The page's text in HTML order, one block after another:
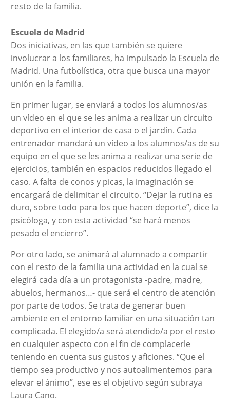
resto de la familia.
Escuela de Madrid
Dos iniciativas, en las que también se quiere
involucrar a los familiares, ha impulsado la Escuela de
Madrid. Una futbolística, otra que busca una mayor
unión en la familia.
En primer lugar, se enviará a todos los alumnos/as
un vídeo en el que se les anima a realizar un circuito
deportivo en el interior de casa o el jardín. Cada
entrenador mandará un vídeo a los alumnos/as de su
equipo en el que se les anima a realizar una serie de
ejercicios, también en espacios reducidos llegado el
caso. A falta de conos y picas, la imaginación se
encargará de delimitar el circuito. “Dejar la rutina es
duro, sobre todo para los que hacen deporte”, dice la
psicóloga, y con esta actividad “se hará menos
pesado el encierro”.
Por otro lado, se animará al alumnado a compartir
con el resto de la familia una actividad en la cual se
elegirá cada día a un protagonista -padre, madre,
abuelos, hermanos…- que será el centro de atención
por parte de todos. Se trata de generar buen
ambiente en el entorno familiar en una situación tan
complicada. El elegido/a será atendido/a por el resto
en cualquier aspecto con el fin de complacerle
teniendo en cuenta sus gustos y aficiones. “Que el
tiempo sea productivo y nos autoalimentemos para
elevar el ánimo”, ese es el objetivo según subraya
Laura Cano.